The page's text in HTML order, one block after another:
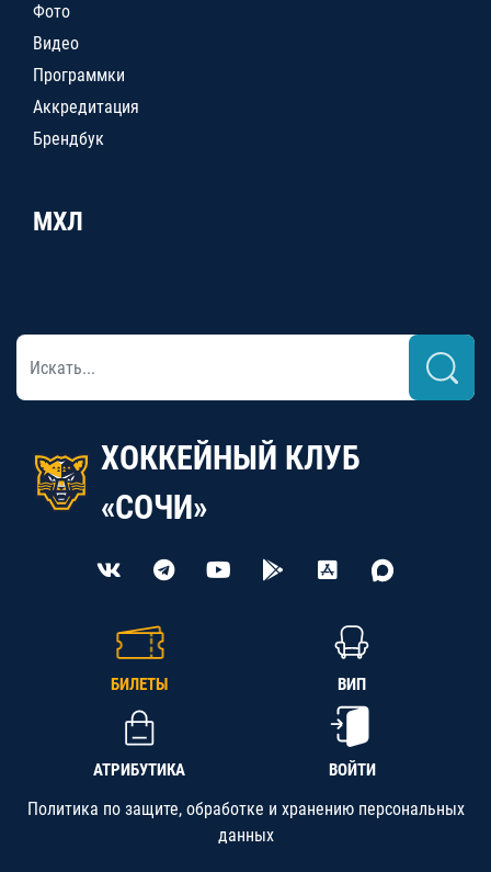
Фото
Видео
Программки
Аккредитация
Брендбук
МХЛ
ХОККЕЙНЫЙ КЛУБ
«СОЧИ»
БИЛЕТЫ ВИП
АТРИБУТИКА ВОЙТИ
Политика по защите, обработке и хранению персональных
данных